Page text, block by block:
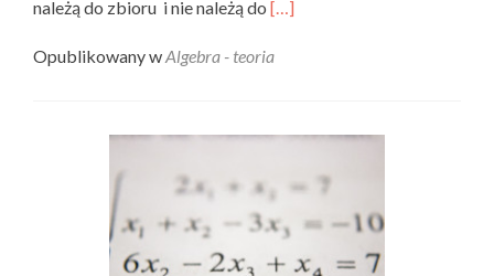
należą do zbioru i nie należą do Read
about
[…]
Opublikowany wAlgebra - teoria